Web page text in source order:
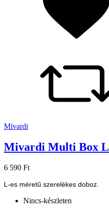
Mivardi
Mivardi Multi Box L
6 590 Ft
L-es méretű szerelékes doboz.
Nincs-készleten